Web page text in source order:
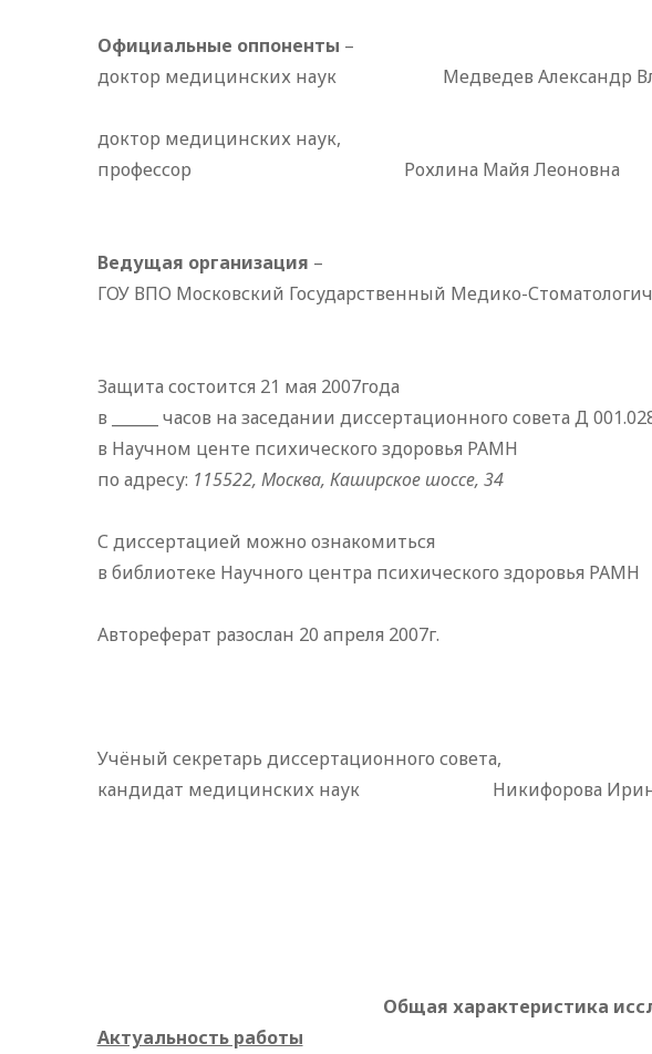
Официальные оппоненты –
доктор медицинских наукМедведев Александр
доктор медицинских наук,
профессор Рохлина Майя Леоновна
Ведущая организация –
ГОУ ВПО Московский Государственный Медико-
Защита состоится 21 мая 2007года
в ______ часов на заседании диссертационного совета Д
в Научном центе психического здоровья РАМН
по адресу: 115522, Москва, Каширское шоссе, 34
С диссертацией можно ознакомиться
в библиотеке Научного центра психического здоровья РАМН
Автореферат разослан 20 апреля 2007г.
Учёный секретарь диссертационного совета,
кандидат медицинских наук
Никифорова Ирина
Общая характеристика
Актуальность работы